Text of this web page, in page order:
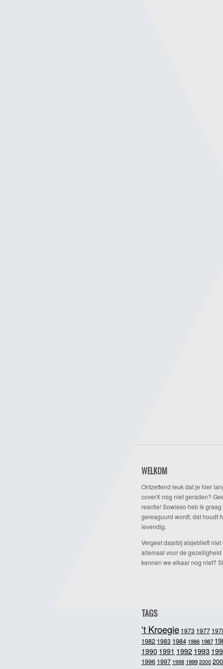
WELKOM
Ontzettend leuk dat je hier
coverX nog niet geraden?
reactie! Sowieso heb ik graag
gereaguurd wordt; dat houdt
levendig.
Vergeet daarbij alsjeblieft niet
allemaal voor de gezelligheid
kennen we elkaar nog niet?
TAGS
't Kroegie 1973 1977
1982 1983 1984 1986 1987
1990 1991 19921993
1996 1997 1998 1999 2000